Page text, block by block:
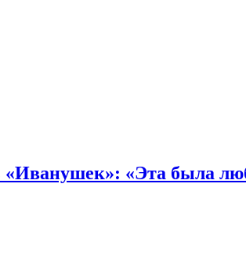
«Иванушек»: «Эта была